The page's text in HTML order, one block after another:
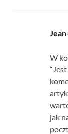
W
jak